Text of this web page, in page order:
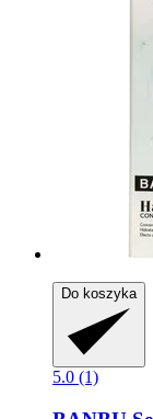
Do koszyka
5.0 (1)